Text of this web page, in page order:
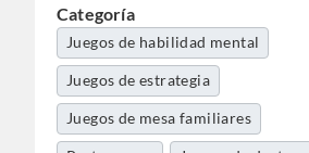
Categoría
Juegos de habilidad mental
Juegos de estrategia
Juegos de mesa familiares